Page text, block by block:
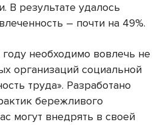
В результате удалось
– почти на 49%.
необходимо вовлечь не
организаций социальной
труда». Разработано
бережливого
могут внедрять в своей